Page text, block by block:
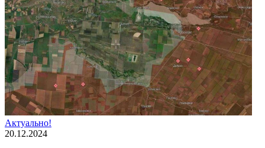
Актуально!
20.12.2024